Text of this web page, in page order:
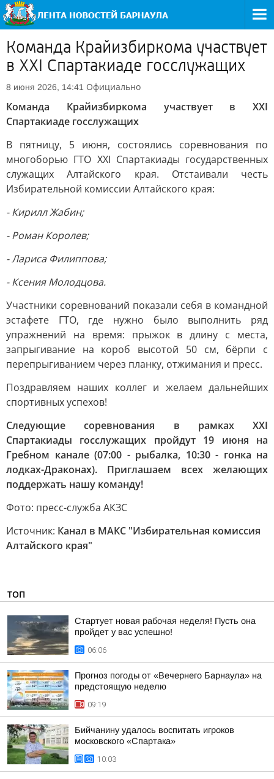
Команда Крайизбиркома участвует
в XXI Спартакиаде госслужащих
8 июня 2026, 14:41 Официально
Команда Крайизбиркома участвует в XXI
Спартакиаде госслужащих
В пятницу, 5 июня, состоялись соревнования по
многоборью ГТО XXI Спартакиады государственных
служащих Алтайского края. Отстаивали честь
Избирательной комиссии Алтайского края:
- Кирилл Жабин;
- Роман Королев;
- Лариса Филиппова;
- Ксения Молодцова.
Участники соревнований показали себя в командной
эстафете ГТО, где нужно было выполнить ряд
упражнений на время: прыжок в длину с места,
запрыгивание на короб высотой 50 см, бёрпи с
перепрыгиванием через планку, отжимания и пресс.
Поздравляем наших коллег и желаем дальнейших
спортивных успехов!
Следующие соревнования в рамках XXI
Спартакиады госслужащих пройдут 19 июня на
Гребном канале (07:00 - рыбалка, 10:30 - гонка на
лодках-Драконах). Приглашаем всех желающих
поддержать нашу команду!
Фото: пресс-служба АКЗС
Источник: Канал в МАКС "Избирательная комиссия
Алтайского края"
ТОП
Стартует новая рабочая неделя! Пусть она
пройдет у вас успешно!
06:06
Прогноз погоды от «Вечернего Барнаула» на
предстоящую неделю
09:19
Бийчанину удалось воспитать игроков
московского «Спартака»
10:03